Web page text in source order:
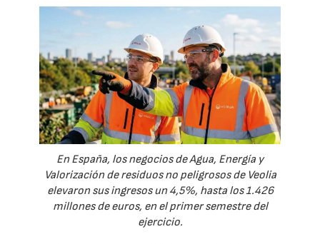
En España, los negocios de Agua, Energía y
Valorización de residuos no peligrosos de Veolia
elevaron sus ingresos un 4,5%, hasta los 1.426
millones de euros, en el primer semestre del
ejercicio.